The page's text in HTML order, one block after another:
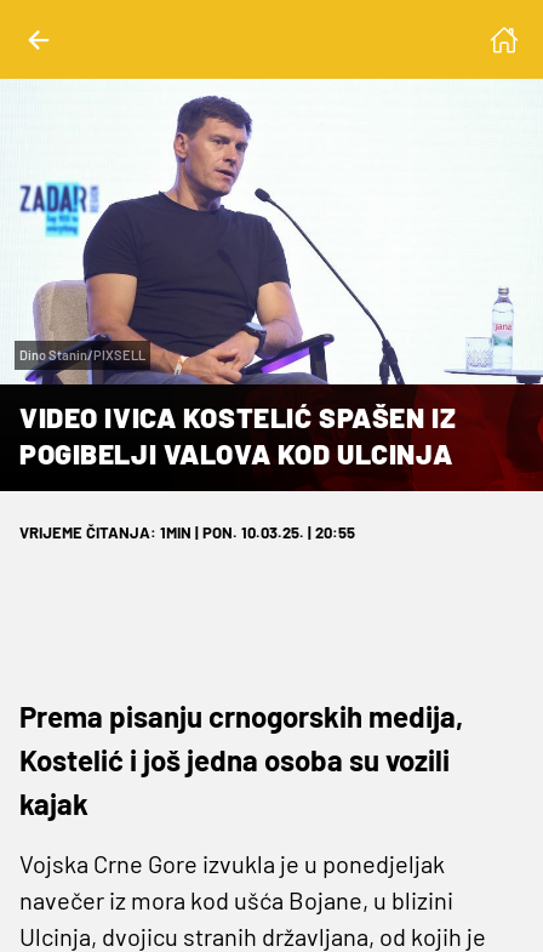
Dino Stanin/PIXSELL
VIDEO IVICA KOSTELIĆ SPAŠEN IZ
POGIBELJI VALOVA KOD ULCINJA
VRIJEME ČITANJA: 1MIN | PON. 10.03.25. | 20:55
Prema pisanju crnogorskih medija,
Kostelić i još jedna osoba su vozili
kajak
Vojska Crne Gore izvukla je u ponedjeljak
navečer iz mora kod ušća Bojane, u blizini
Ulcinja, dvojicu stranih državljana, od kojih je